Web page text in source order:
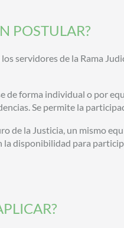
POSTULAR?
servidores de la Rama
de forma individual o por
Se permite la
de la Justicia, un mismo
disponibilidad para